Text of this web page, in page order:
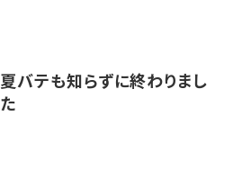
夏バテも知らずに終わりまし
た